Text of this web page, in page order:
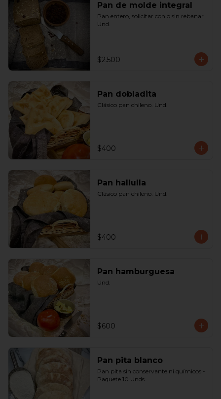
Pan de molde integral
Pan entero, solicitar con o sin rebanar.
Und.
$2.500
Pan dobladita
Clásico pan chileno. Und.
$400
Pan hallulla
Clásico pan chileno. Und.
$400
Pan hamburguesa
Und.
$600
Pan pita blanco
Pan pita sin conservante ni químicos -
Paquete 10 Unds.